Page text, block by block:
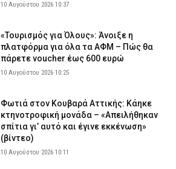
10 Αυγούστου 2026 10:37
«Τουρισμός για Όλους»: Άνοιξε η
πλατφόρμα για όλα τα ΑΦΜ – Πώς θα
πάρετε voucher έως 600 ευρώ
10 Αυγούστου 2026 10:25
Φωτιά στον Κουβαρά Αττικής: Κάηκε
κτηνοτροφική μονάδα – «Απειλήθηκαν
σπίτια γι’ αυτό και έγινε εκκένωση»
(βίντεο)
10 Αυγούστου 2026 10:11